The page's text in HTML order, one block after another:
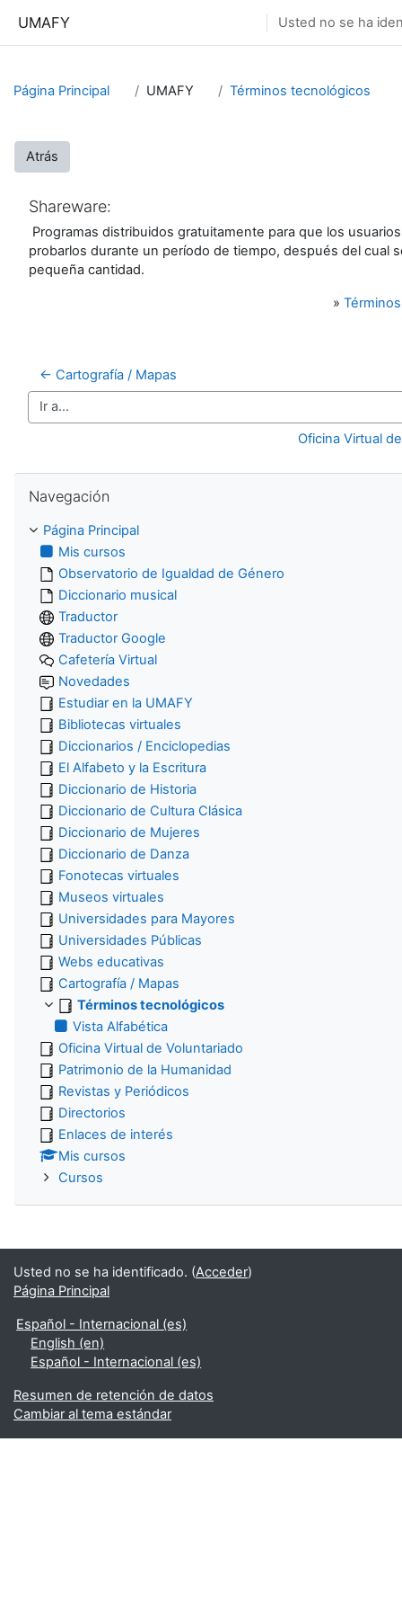
UMAFY Usted no se ha
Página Principal UMAFY Términos tecnológicos
Atrás
Shareware:
Programas distribuidos gratuitamente para que los
probarlos durante un período de tiempo, después del cual
pequeña cantidad.
»
← Cartografía / Mapas
Ir a...
Oficina Virtual
Navegación
Página Principal
Mis cursos
Observatorio de Igualdad de Género
Diccionario musical
Traductor
Traductor Google
Cafetería Virtual
Novedades
Estudiar en la UMAFY
Bibliotecas virtuales
Diccionarios / Enciclopedias
El Alfabeto y la Escritura
Diccionario de Historia
Diccionario de Cultura Clásica
Diccionario de Mujeres
Diccionario de Danza
Fonotecas virtuales
Museos virtuales
Universidades para Mayores
Universidades Públicas
Webs educativas
Cartografía / Mapas
Términos tecnológicos
Vista Alfabética
Oficina Virtual de Voluntariado
Patrimonio de la Humanidad
Revistas y Periódicos
Directorios
Enlaces de interés
Mis cursos
Cursos
Usted no se ha identificado. (Acceder)
Página Principal
Español - Internacional ‎(es)‎
English ‎(en)‎
Español - Internacional ‎(es)‎
Resumen de retención de datos
Cambiar al tema estándar